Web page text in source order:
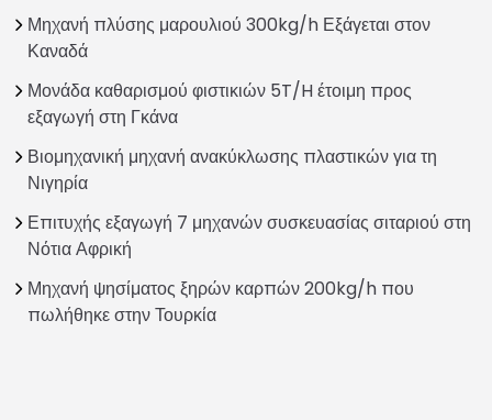
Μηχανή πλύσης μαρουλιού 300kg/h Εξάγεται στον
Καναδά
Μονάδα καθαρισμού φιστικιών 5T/H έτοιμη προς
εξαγωγή στη Γκάνα
Βιομηχανική μηχανή ανακύκλωσης πλαστικών για τη
Νιγηρία
Επιτυχής εξαγωγή 7 μηχανών συσκευασίας σιταριού στη
Νότια Αφρική
Μηχανή ψησίματος ξηρών καρπών 200kg/h που
πωλήθηκε στην Τουρκία